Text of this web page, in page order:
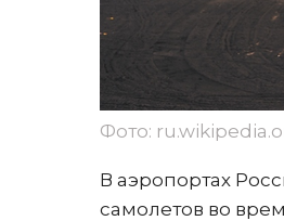
Фото:
В аэропортах
самолетов во